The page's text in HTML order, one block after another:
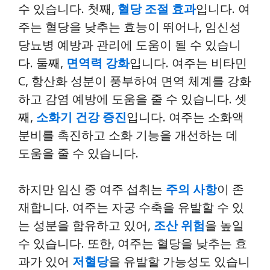
수 있습니다. 첫째, 혈당 조절 효과입니다. 여
주는 혈당을 낮추는 효능이 뛰어나, 임신성
당뇨병 예방과 관리에 도움이 될 수 있습니
다. 둘째, 면역력 강화입니다. 여주는 비타민
C, 항산화 성분이 풍부하여 면역 체계를 강화
하고 감염 예방에 도움을 줄 수 있습니다. 셋
째, 소화기 건강 증진입니다. 여주는 소화액
분비를 촉진하고 소화 기능을 개선하는 데
도움을 줄 수 있습니다.
하지만 임신 중 여주 섭취는 주의 사항이 존
재합니다. 여주는 자궁 수축을 유발할 수 있
는 성분을 함유하고 있어, 조산 위험을 높일
수 있습니다. 또한, 여주는 혈당을 낮추는 효
과가 있어 저혈당을 유발할 가능성도 있습니